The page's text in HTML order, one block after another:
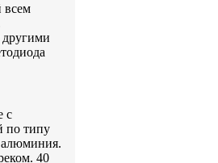
всем
другими
с
по типу
алюминия.
40